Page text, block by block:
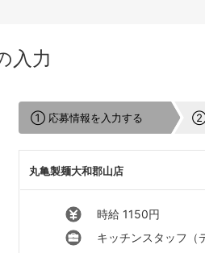
入力
① 応募情報を入力する ②
丸亀製麺大和郡山店
時給 1150円
キッチンスタッフ（